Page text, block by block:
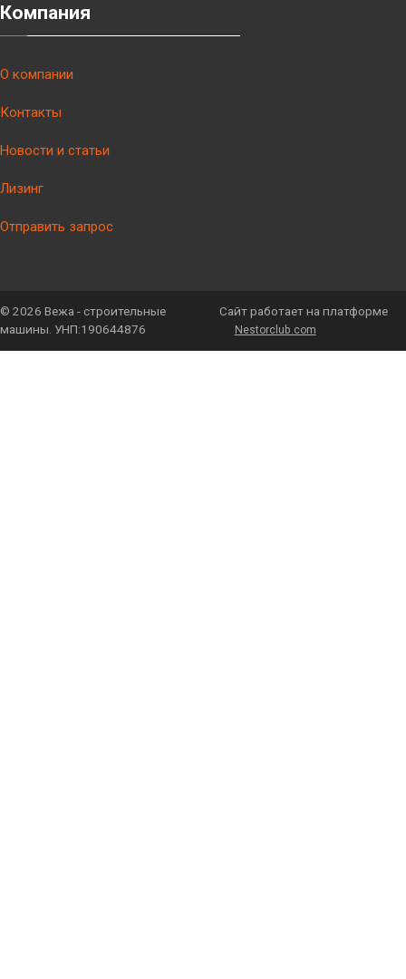
Компания
О компании
Контакты
Новости и статьи
Лизинг
Отправить запрос
© 2026 Вежа - строительные
машины. УНП:190644876
Сайт работает на платформе
Nestorclub.com